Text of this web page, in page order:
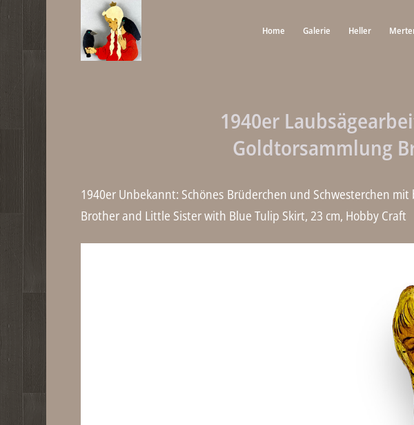
Home Galerie Heller
1940er
Goldtorsammlung
1940er Unbekannt: Schönes Brüderchen und Schwesterchen
Brother and Little Sister with Blue Tulip Skirt, 23 cm, Hobby Craft